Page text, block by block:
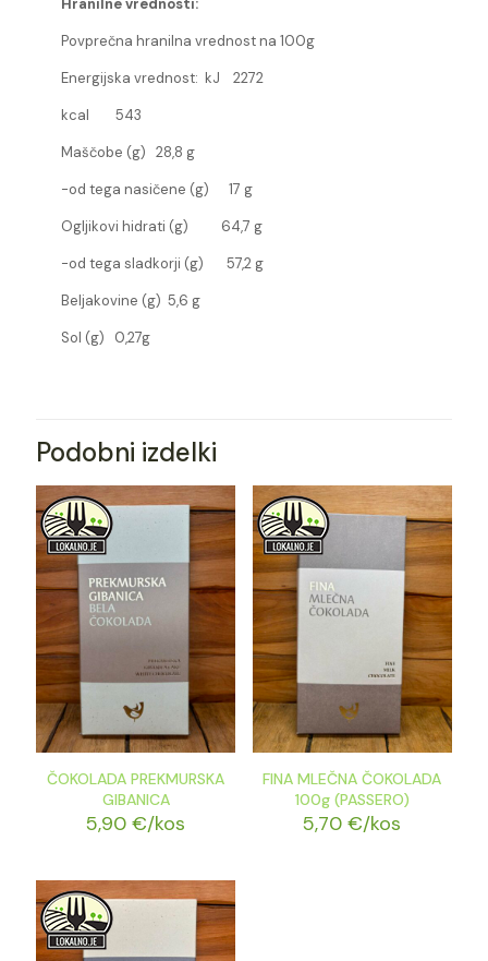
Hranilne vrednosti:
Povprečna hranilna vrednost na 100g
Energijska vrednost: kJ 2272
kcal 543
Maščobe (g) 28,8 g
-od tega nasičene (g) 17 g
Ogljikovi hidrati (g) 64,7 g
-od tega sladkorji (g) 57,2 g
Beljakovine (g) 5,6 g
Sol (g) 0,27g
Podobni izdelki
ČOKOLADA PREKMURSKA
GIBANICA
5,90€/kos
FINA MLEČNA ČOKOLADA
100g (PASSERO)
5,70€/kos